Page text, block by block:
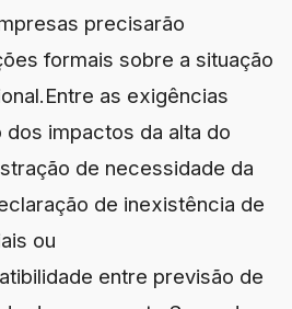
precisarão
formais sobre a situação
as exigências
impactos da alta do
de necessidade da
de inexistência de
ou
entre previsão de